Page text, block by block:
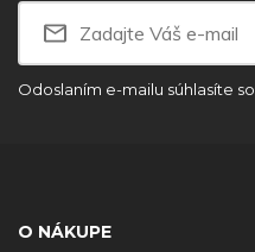
Odoslaním e-mailu súhlasíte so
O NÁKUPE